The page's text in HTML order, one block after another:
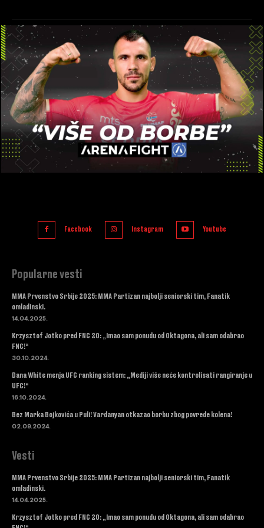
Facebook Instagram Youtube
Popularne vesti
MMA Prvenstvo Srbije 2025: MMA Partizan najbolji seniorski tim, Fanatik
omladinski.
14.04.2025.
Krzysztof Jotko pred FNC 20: „Imao sam ponudu od Oktagona, ali sam odabrao
FNC!“
30.10.2024.
Dana White menja UFC ranking sistem: „Mediji više neće kontrolisati rangiranje u
UFC!“
16.10.2024.
Bez Marka Bojkovića u Puli! Vardanyan otkazao borbu zbog povrede kolena!
02.09.2024.
Vesti
MMA Prvenstvo Srbije 2025: MMA Partizan najbolji seniorski tim, Fanatik
omladinski.
14.04.2025.
Krzysztof Jotko pred FNC 20: „Imao sam ponudu od Oktagona, ali sam odabrao